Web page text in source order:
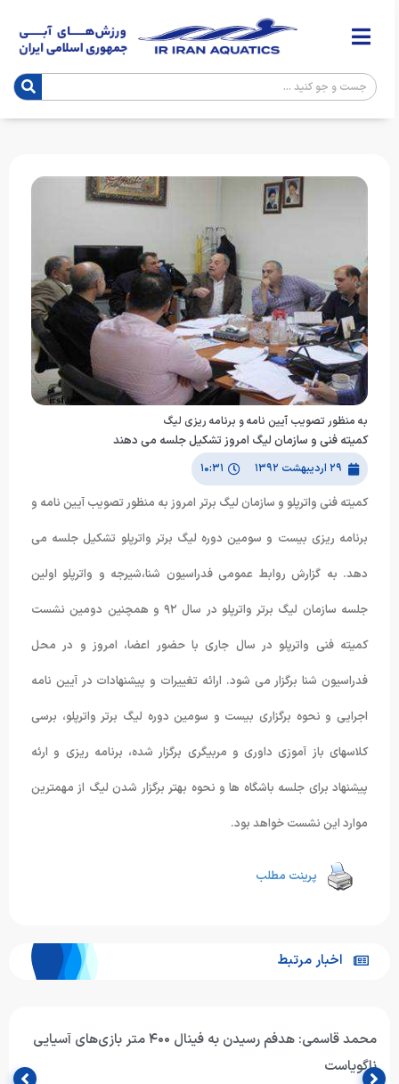
به منظور تصویب آیین نامه و برنامه ریزی لیگ
کمیته فنی و سازمان لیگ امروز تشکیل جلسه می دهند
۲۹ اردیبهشت ۱۳۹۲ ۱۰:۳۱
کمیته فنی واترپلو و سازمان لیگ برتر امروز به منظور تصویب آیین نامه و
برنامه ریزی بیست و سومین دوره لیگ برتر واترپلو تشکیل جلسه می
دهد. به گزارش روابط عمومی فدراسیون شنا،شیرجه و واترپلو اولین
جلسه سازمان لیگ برتر واترپلو در سال ٩٢ و همچنین دومین نشست
کمیته فنی واترپلو در سال جاری با حضور اعضا، امروز و در محل
فدراسیون شنا برگزار می شود. ارائه تغییرات و پیشنهادات در آیین نامه
اجرایی و نحوه برگزاری بیست و سومین دوره لیگ برتر واترپلو، برسی
کلاسهای باز آموزی داوری و مربیگری برگزار شده، برنامه ریزی و ارئه
پیشنهاد برای جلسه باشگاه ها و نحوه بهتر برگزار شدن لیگ از مهمترین
موارد این نشست خواهد بود.
پرینت مطلب
اخبار مرتبط
محمد قاسمی: هدفم رسیدن به فینال ۴۰۰ متر بازی‌های آسیایی
ناگویاست